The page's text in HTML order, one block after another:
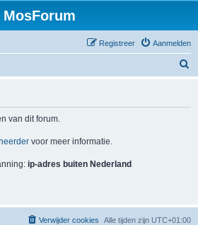
MosForum
Aanmelden
Registreer
van dit forum.
voor meer informatie.
ip-adres buiten Nederland
Alle tijden zijn UTC+01:00
Verwijder cookies